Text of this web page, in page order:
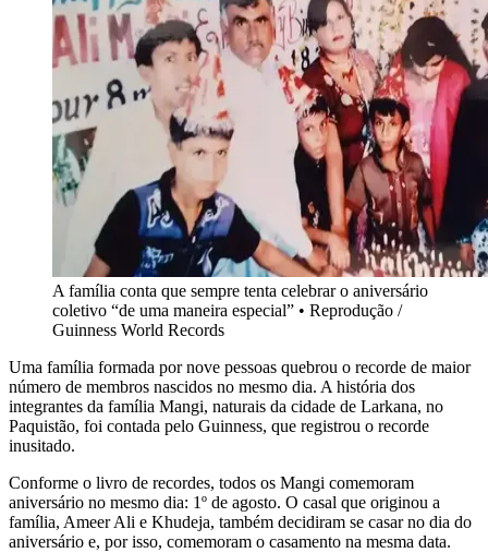
A família conta que sempre tenta celebrar o aniversário
coletivo “de uma maneira especial” • Reprodução /
Guinness World Records
Uma família formada por nove pessoas quebrou o recorde de maior
número de membros nascidos no mesmo dia. A história dos
integrantes da família Mangi, naturais da cidade de Larkana, no
Paquistão, foi contada pelo Guinness, que registrou o recorde
inusitado.
Conforme o livro de recordes, todos os Mangi comemoram
aniversário no mesmo dia: 1º de agosto. O casal que originou a
família, Ameer Ali e Khudeja, também decidiram se casar no dia do
aniversário e, por isso, comemoram o casamento na mesma data.